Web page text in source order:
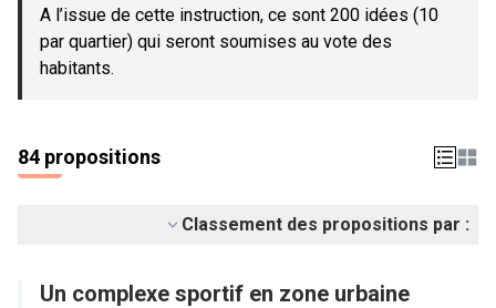
A l’issue de cette instruction, ce sont 200 idées (10
par quartier) qui seront soumises au vote des
habitants.
84 propositions
Classement des propositions par :
Un complexe sportif en zone urbaine